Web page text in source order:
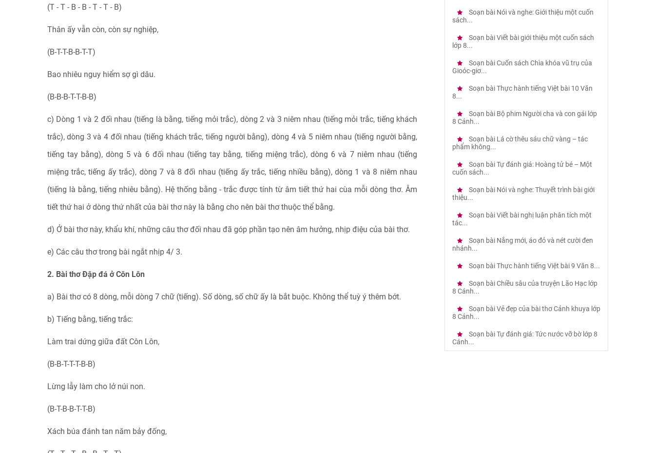
(T - T - B - B - T - T - B)
Thân ấy vẫn còn, còn sự nghiệp,
(B-T-T-B-B-T-T)
Bao nhiêu nguy hiểm sợ gì dâu.
(B-B-B-T-T-B-B)
c) Dòng 1 và 2 đối nhau (tiếng là bằng, tiếng mỏi trắc), dòng 2 và 3 niêm nhau (tiếng mỏi trắc, tiếng khách
trắc), dòng 3 và 4 đối nhau (tiếng khách trắc, tiếng người bằng), dòng 4 và 5 niêm nhau (tiếng người bằng,
tiếng tay bằng), dòng 5 và 6 đối nhau (tiếng tay bằng, tiếng miệng trắc), dòng 6 và 7 niêm nhau (tiếng
miệng trắc, tiếng ấy trắc), dòng 7 và 8 đối nhau (tiếng ấy trắc, tiếng nhiều bằng), dòng 1 và 8 niêm nhau
(tiếng là bằng, tiếng nhiêu bằng). Hệ thống bằng - trắc được tính từ âm tiết thứ hai cùa mỗi dòng thơ. Âm
tiết thứ hai ở dòng thứ nhất của bài thơ này là bằng cho nên bài thơ thuộc thể bằng.
d) Ở bài thơ này, khẩu khí, những câu thơ đối nhau đã góp phần tạo nên âm hưởng, nhịp điệu của bài thơ.
e) Các câu thơ trong bài ngắt nhịp 4/ 3.
2. Bài thơ Đập đá ở Côn Lôn
a) Bài thơ có 8 dòng, mỗi dòng 7 chữ (tiếng). Số dòng, số chữ ấy là bắt buộc. Không thể tuỳ ý thêm bớt.
b) Tiếng bằng, tiếng trắc:
Làm trai dứng giữa đất Côn Lôn,
(B-B-T-T-T-B-B)
Lừng lẫy làm cho lở núi non.
(B-T-B-B-T-T-B)
Xách búa đánh tan năm bảy đống,
Soạn bài Nói và nghe: Giới thiệu một cuốn
sách...
Soạn bài Viết bài giới thiệu một cuốn sách
lớp 8...
Soạn bài Cuốn sách Chìa khóa vũ trụ của
Gioóc-giơ...
Soạn bài Thực hành tiếng Việt bài 10 Văn
8...
Soạn bài Bộ phim Người cha và con gái lớp
8 Cánh...
Soạn bài Lá cờ thêu sáu chữ vàng – tác
phẩm không...
Soạn bài Tự đánh giá: Hoàng tử bé – Một
cuốn sách...
Soạn bài Nói và nghe: Thuyết trình bài giới
thiệu...
Soạn bài Viết bài nghị luận phân tích một
tác...
Soạn bài Nắng mới, áo đỏ và nét cười đen
nhánh...
Soạn bài Thực hành tiếng Việt bài 9 Văn 8...
Soạn bài Chiều sâu của truyện Lão Hạc lớp
8 Cánh...
Soạn bài Vẻ đẹp của bài thơ Cảnh khuya lớp
8 Cánh...
Soạn bài Tự đánh giá: Tức nước vỡ bờ lớp 8
Cánh...